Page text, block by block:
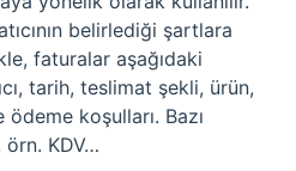
belirlediği şartlara
faturalar aşağıdaki
tarih, teslimat şekli, ürün,
koşulları. Bazı
KDV…